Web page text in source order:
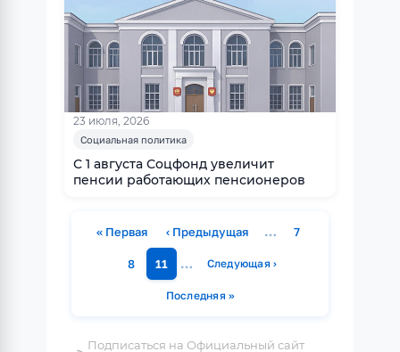
23 июля, 2026
Социальная политика
С 1 августа Соцфонд увеличит
пенсии работающих пенсионеров
страниц
Первая страница
« Первая Предыдущая страница
‹ Предыдущая … Страница
7
Страница
8 Страница
11 … Следующая страница
Следующая ›
Последняя страница
Последняя »
Подписаться на Официальный сайт